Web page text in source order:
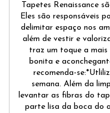
Tapetes Renaissance
Eles são responsáveis
delimitar espaço nos
além de vestir e
traz um toque a mais
bonita e
recomenda-
semana. Além da
levantar as fibras do
parte lisa da boca do